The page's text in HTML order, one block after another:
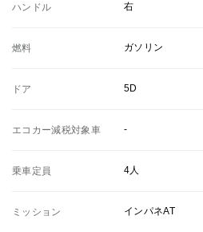
ハンドル 右
燃料 ガソリン
ドア 5D
エコカー減税対象車 -
乗車定員 4人
ミッション インパネAT